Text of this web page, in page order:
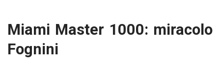
Miami Master 1000: miracolo
Fognini